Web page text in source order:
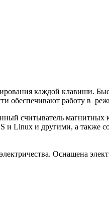
каждой клавиши.
обеспечивают работу в
считыватель магнитных
и Linux и другими, а также
Оснащена